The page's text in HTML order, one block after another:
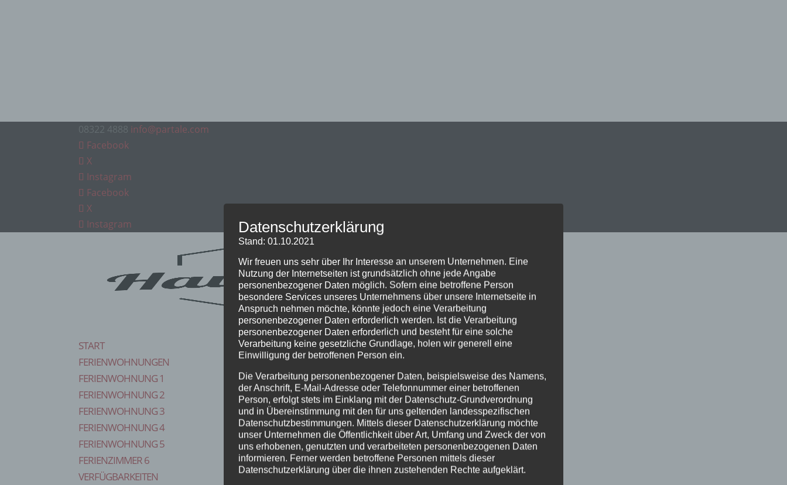
08322 4888 info@partale.com
Facebook
X
Instagram
Facebook
X
Instagram
START
FERIENWOHNUNGEN
FERIENWOHNUNG 1
FERIENWOHNUNG 2
FERIENWOHNUNG 3
FERIENWOHNUNG 4
FERIENWOHNUNG 5
FERIENZIMMER 6
VERFÜGBARKEITEN
Datenschutzerklärung
Stand: 01.10.2021
Wir freuen uns sehr über Ihr Interesse an unserem Unternehmen. Eine
Nutzung der Internetseiten ist grundsätzlich ohne jede Angabe
personenbezogener Daten möglich. Sofern eine betroffene Person
besondere Services unseres Unternehmens über unsere Internetseite in
Anspruch nehmen möchte, könnte jedoch eine Verarbeitung
personenbezogener Daten erforderlich werden. Ist die Verarbeitung
personenbezogener Daten erforderlich und besteht für eine solche
Verarbeitung keine gesetzliche Grundlage, holen wir generell eine
Einwilligung der betroffenen Person ein.
Die Verarbeitung personenbezogener Daten, beispielsweise des Namens,
der Anschrift, E-Mail-Adresse oder Telefonnummer einer betroffenen
Person, erfolgt stets im Einklang mit der Datenschutz-Grundverordnung
und in Übereinstimmung mit den für uns geltenden landesspezifischen
Datenschutzbestimmungen. Mittels dieser Datenschutzerklärung möchte
unser Unternehmen die Öffentlichkeit über Art, Umfang und Zweck der von
uns erhobenen, genutzten und verarbeiteten personenbezogenen Daten
informieren. Ferner werden betroffene Personen mittels dieser
Datenschutzerklärung über die ihnen zustehenden Rechte aufgeklärt.